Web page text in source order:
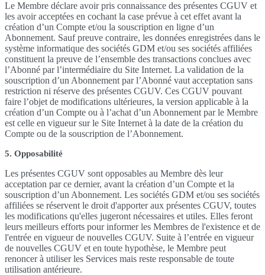
Le Membre déclare avoir pris connaissance des présentes CGUV et
les avoir acceptées en cochant la case prévue à cet effet avant la
création d’un Compte et/ou la souscription en ligne d’un
Abonnement. Sauf preuve contraire, les données enregistrées dans le
système informatique des sociétés GDM et/ou ses sociétés affiliées
constituent la preuve de l’ensemble des transactions conclues avec
l’Abonné par l’intermédiaire du Site Internet. La validation de la
souscription d’un Abonnement par l’Abonné vaut acceptation sans
restriction ni réserve des présentes CGUV. Ces CGUV pouvant
faire l’objet de modifications ultérieures, la version applicable à la
création d’un Compte ou à l’achat d’un Abonnement par le Membre
est celle en vigueur sur le Site Internet à la date de la création du
Compte ou de la souscription de l’Abonnement.
5. Opposabilité
Les présentes CGUV sont opposables au Membre dès leur
acceptation par ce dernier, avant la création d’un Compte et la
souscription d’un Abonnement. Les sociétés GDM et/ou ses sociétés
affiliées se réservent le droit d'apporter aux présentes CGUV, toutes
les modifications qu'elles jugeront nécessaires et utiles. Elles feront
leurs meilleurs efforts pour informer les Membres de l'existence et de
l'entrée en vigueur de nouvelles CGUV. Suite à l’entrée en vigueur
de nouvelles CGUV et en toute hypothèse, le Membre peut
renoncer à utiliser les Services mais reste responsable de toute
utilisation antérieure.